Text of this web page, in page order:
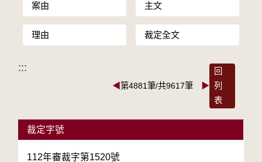
案由 主文
理由 裁定全文
:::
◀第4881筆/共9617筆 ▶
回
列
表
裁定字號
112年審裁字第1520號